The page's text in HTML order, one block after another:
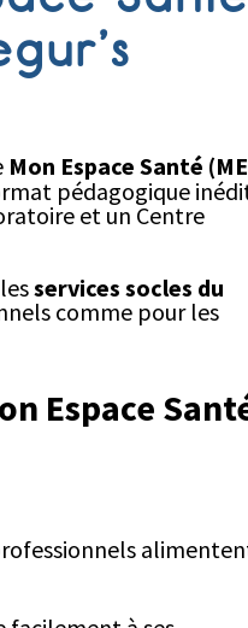
Mon Espace Santé
pédagogique
et un Centre
services socles du
comme pour les
Espace